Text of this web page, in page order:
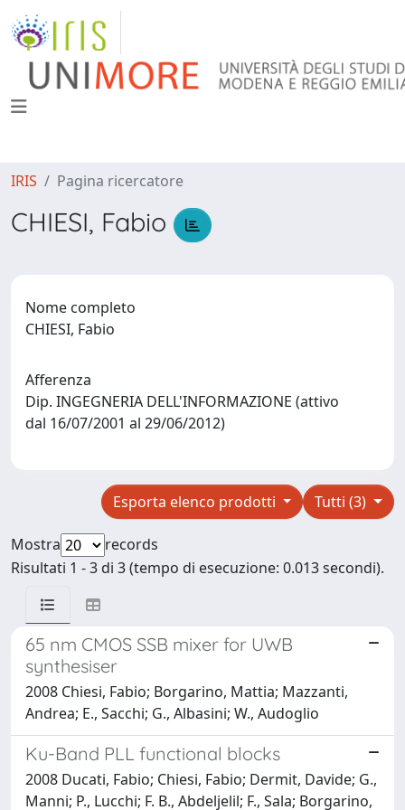
IRIS Pagina ricercatore
CHIESI, Fabio
Nome completo
CHIESI, Fabio
Afferenza
Dip. INGEGNERIA DELL'INFORMAZIONE (attivo
dal 16/07/2001 al 29/06/2012)
Tutti (3)
Esporta elenco prodotti
Mostra
records
Risultati 1 - 3 di 3 (tempo di esecuzione: 0.013 secondi).
65 nm CMOS SSB mixer for UWB
synthesiser
2008 Chiesi, Fabio; Borgarino, Mattia; Mazzanti,
Andrea; E., Sacchi; G., Albasini; W., Audoglio
Ku-Band PLL functional blocks
2008 Ducati, Fabio; Chiesi, Fabio; Dermit, Davide; G.,
Manni; P., Lucchi; F. B., Abdeljelil; F., Sala; Borgarino,